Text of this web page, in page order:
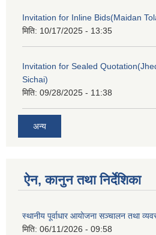
Invitation for Inline Bids(Maidan
मिति: 10/17/2025 - 13:35
Invitation for Sealed
Sichai)
मिति: 09/28/2025 - 11:38
अन्य
ऐन, कानुन तथा निर्देशिका
स्थानीय पूर्वाधार आयोजना सञ्चालन तथा
मिति: 06/11/2026 - 09:58